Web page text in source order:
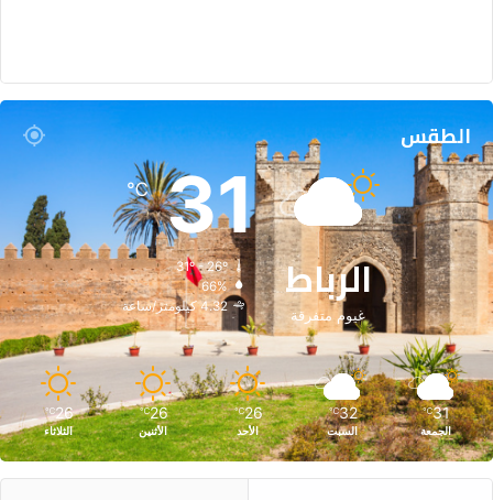
الطقس
الرباط
غيوم متفرقة
31
℃
31º - 26º
66%
4.32 كيلومتر/ساعة
31
℃
الجمعة
32
℃
السبت
26
℃
الأحد
26
℃
الأثنين
26
℃
الثلاثاء